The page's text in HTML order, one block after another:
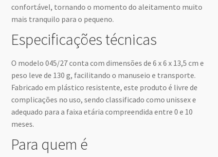
confortável, tornando o momento do aleitamento muito
mais tranquilo para o pequeno.
Especificações técnicas
O modelo 045/27 conta com dimensões de 6 x 6 x 13,5 cm e
peso leve de 130 g, facilitando o manuseio e transporte.
Fabricado em plástico resistente, este produto é livre de
complicações no uso, sendo classificado como unissex e
adequado para a faixa etária compreendida entre 0 e 10
meses.
Para quem é